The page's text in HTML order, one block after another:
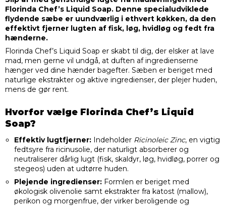
Florinda Chef’s Liquid Soap. Denne specialudviklede
flydende sæbe er uundværlig i ethvert køkken, da den
effektivt fjerner lugten af fisk, løg, hvidløg og fedt fra
hænderne.
Florinda Chef’s Liquid Soap er skabt til dig, der elsker at lave
mad, men gerne vil undgå, at duften af ingredienserne
hænger ved dine hænder bagefter. Sæben er beriget med
naturlige ekstrakter og aktive ingredienser, der plejer huden,
mens de gør rent.
Hvorfor vælge Florinda Chef’s Liquid
Soap?
Effektiv lugtfjerner:Indeholder Ricinoleic Zinc, en vigtig
fedtsyre fra ricinusolie, der naturligt absorberer og
neutraliserer dårlig lugt (fisk, skaldyr, løg, hvidløg, porrer og
stegeos) uden at udtørre huden.
Plejende ingredienser:Formlen er beriget med
økologisk olivenolie samt ekstrakter fra katost (mallow),
perikon og morgenfrue, der virker beroligende og